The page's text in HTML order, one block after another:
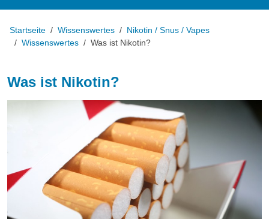
Startseite Wissenswertes
Nikotin / Snus / Vapes
Wissenswertes
Was ist Nikotin?
Was ist Nikotin?